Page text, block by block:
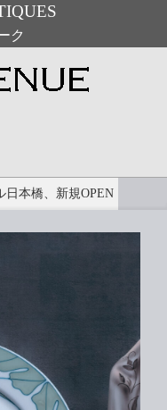
ク
日本橋、新規OPEN